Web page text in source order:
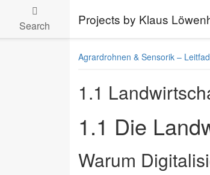
Projects by Klaus
Search
Agrardrohnen & Sensorik –
1.1
1.1 Die
Warum